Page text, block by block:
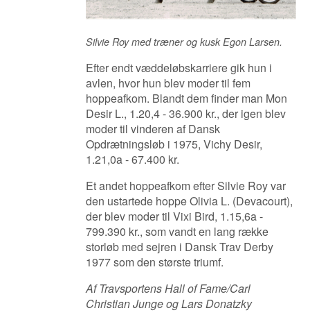
Silvie Roy med træner og kusk Egon Larsen.
Efter endt væddeløbskarriere gik hun i
avlen, hvor hun blev moder til fem
hoppeafkom. Blandt dem finder man Mon
Desir L., 1.20,4 - 36.900 kr., der igen blev
moder til vinderen af Dansk
Opdrætningsløb i 1975, Vichy Desir,
1.21,0a - 67.400 kr.
Et andet hoppeafkom efter Silvie Roy var
den ustartede hoppe Olivia L. (Devacourt),
der blev moder til Vixi Bird, 1.15,6a -
799.390 kr., som vandt en lang række
storløb med sejren i Dansk Trav Derby
1977 som den største triumf.
Af Travsportens Hall of Fame/Carl
Christian Junge og Lars Donatzky